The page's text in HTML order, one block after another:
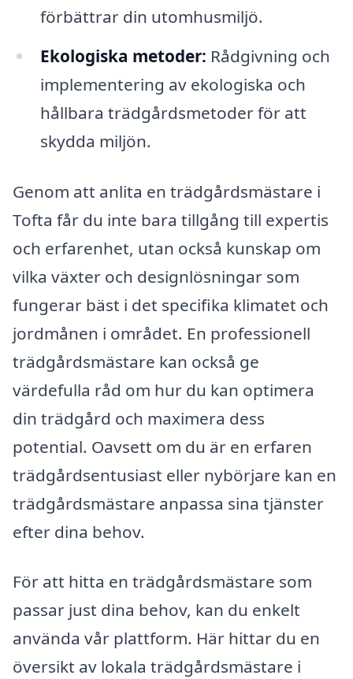
förbättrar din utomhusmiljö.
Ekologiska metoder: Rådgivning och
implementering av ekologiska och
hållbara trädgårdsmetoder för att
skydda miljön.
Genom att anlita en trädgårdsmästare i
Tofta får du inte bara tillgång till expertis
och erfarenhet, utan också kunskap om
vilka växter och designlösningar som
fungerar bäst i det specifika klimatet och
jordmånen i området. En professionell
trädgårdsmästare kan också ge
värdefulla råd om hur du kan optimera
din trädgård och maximera dess
potential. Oavsett om du är en erfaren
trädgårdsentusiast eller nybörjare kan en
trädgårdsmästare anpassa sina tjänster
efter dina behov.
För att hitta en trädgårdsmästare som
passar just dina behov, kan du enkelt
använda vår plattform. Här hittar du en
översikt av lokala trädgårdsmästare i